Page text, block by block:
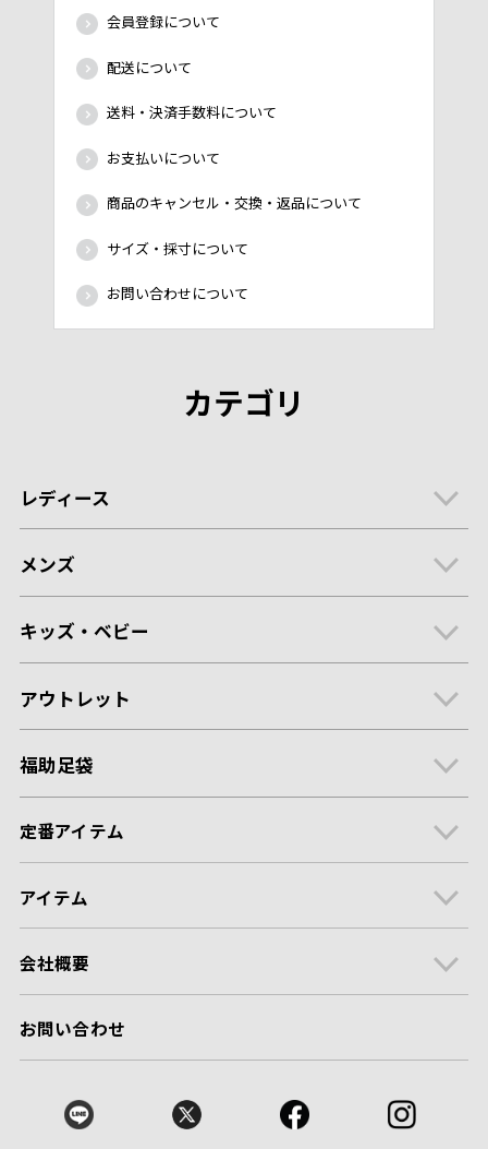
会員登録について
配送について
送料・決済手数料について
お支払いについて
商品のキャンセル・交換・返品について
サイズ・採寸について
お問い合わせについて
カテゴリ
レディース
メンズ
キッズ・ベビー
アウトレット
福助足袋
定番アイテム
アイテム
会社概要
お問い合わせ